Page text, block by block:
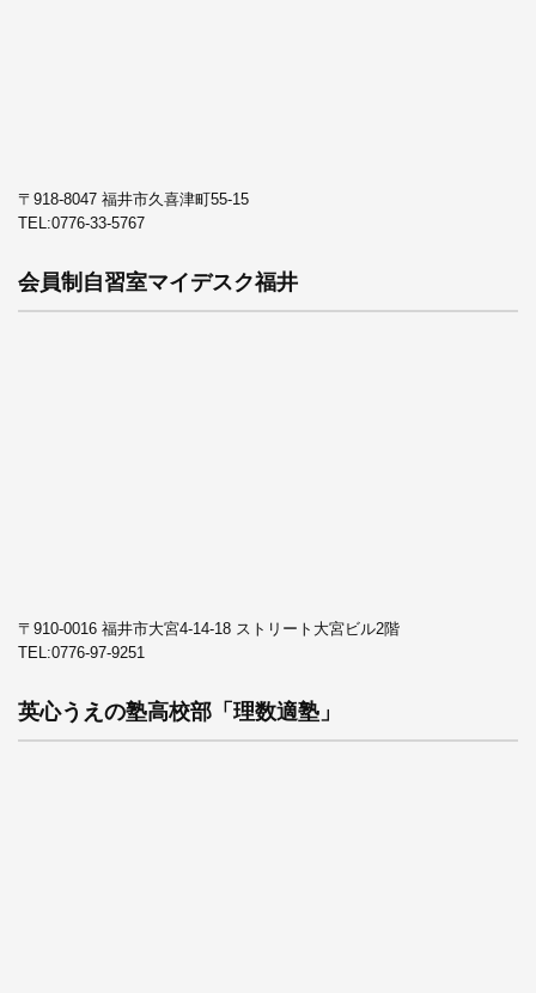
〒918-8047 福井市久喜津町55-15
TEL:0776-33-5767
会員制自習室マイデスク福井
〒910-0016 福井市大宮4-14-18 ストリート大宮ビル2階
TEL:0776-97-9251
英心うえの塾高校部「理数適塾」